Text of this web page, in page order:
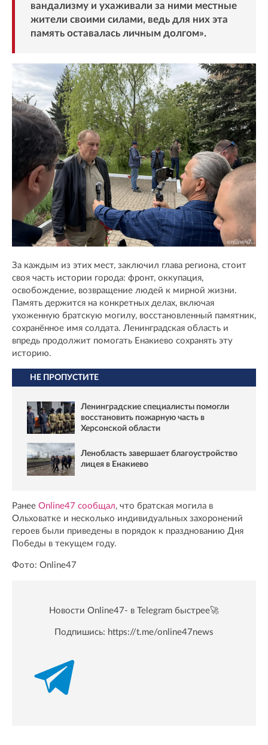
вандализму и ухаживали за ними местные
жители своими силами, ведь для них эта
память оставалась личным долгом».
За каждым из этих мест, заключил глава региона, стоит
своя часть истории города: фронт, оккупация,
освобождение, возвращение людей к мирной жизни.
Память держится на конкретных делах, включая
ухоженную братскую могилу, восстановленный памятник,
сохранённое имя солдата. Ленинградская область и
впредь продолжит помогать Енакиево сохранять эту
историю.
НЕ ПРОПУСТИТЕ
Ленинградские специалисты помогли
восстановить пожарную часть в
Херсонской области
Ленобласть завершает благоустройство
лицея в Енакиево
Ранее Online47 сообщал, что братская могила в
Ольховатке и несколько индивидуальных захоронений
героев были приведены в порядок к празднованию Дня
Победы в текущем году.
Фото: Online47
Новости Online47- в Telegram быстрее🚀
Подпишись: https://t.me/online47news